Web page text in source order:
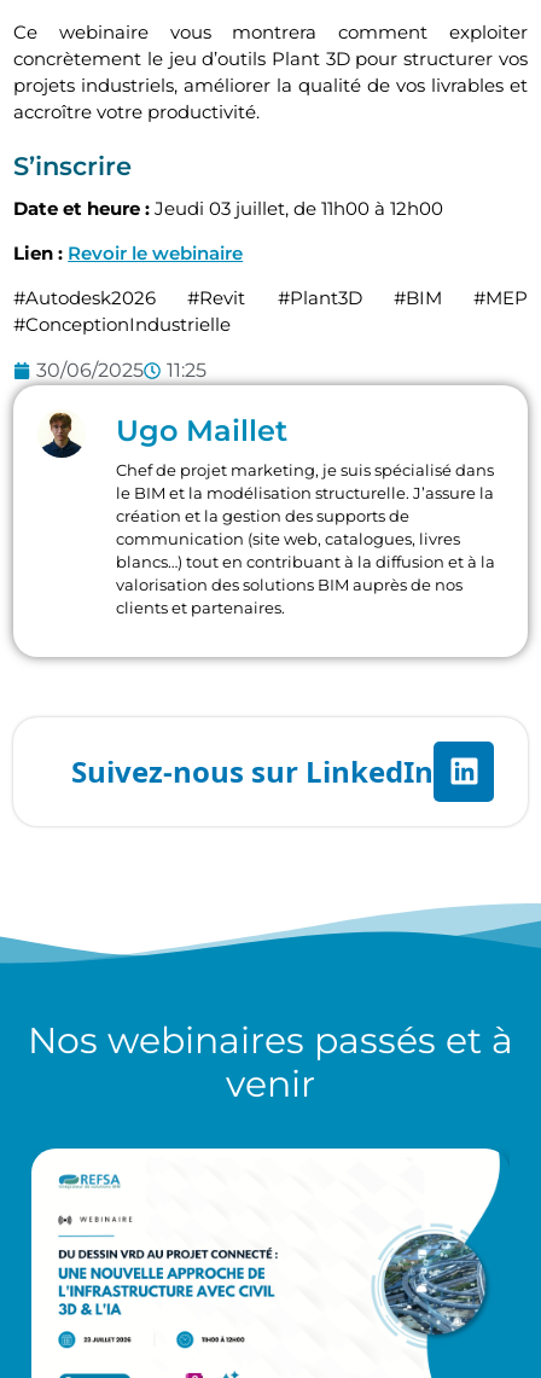
Ce webinaire vous montrera comment exploiter
concrètement le jeu d’outils Plant 3D pour structurer vos
projets industriels, améliorer la qualité de vos livrables et
accroître votre productivité.
S’inscrire
Date et heure : Jeudi 03 juillet, de 11h00 à 12h00
Lien : Revoir le webinaire
#Autodesk2026 #Revit #Plant3D #BIM #MEP
#ConceptionIndustrielle
30/06/2025 11:25
Ugo Maillet
Chef de projet marketing, je suis spécialisé dans
le BIM et la modélisation structurelle. J’assure la
création et la gestion des supports de
communication (site web, catalogues, livres
blancs…) tout en contribuant à la diffusion et à la
valorisation des solutions BIM auprès de nos
clients et partenaires.
Nos webinaires passés et à
venir